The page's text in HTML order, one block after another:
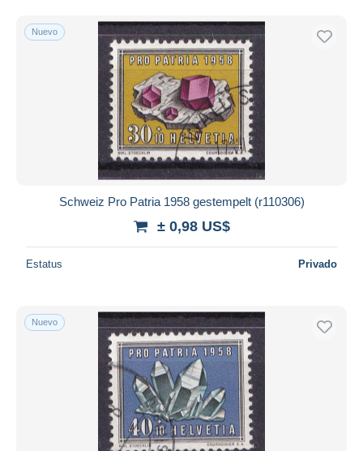
Nuevo
Schweiz Pro Patria 1958 gestempelt (r110306)
± 0,98 US$
Estatus Privado
Nuevo